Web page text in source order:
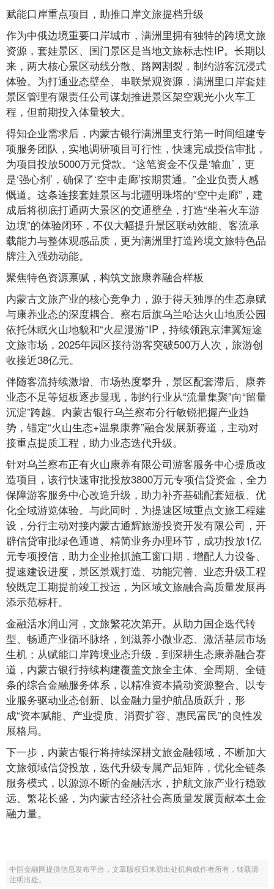
赋能口岸重点项目，助推口岸文旅提档升级
作为中俄边境重要口岸城市，满洲里拥有独特的跨境文旅
资源，套娃景区、国门景区是当地文旅标志性IP。长期以
来，两大核心景区动线分散、路网割裂，制约游客沉浸式
体验。为打通业态壁垒、串联景观资源，满洲里口岸套娃
景区管理有限责任公司谋划推进景区架空观光小火车工
程，但前期投入体量较大。
得知企业需求后，内蒙古银行满洲里支行第一时间组建专
项服务团队，实地调研项目可行性，快速完成授信审批，
为项目投放5000万元贷款。“这笔资金不仅是‘输血’，更
是‘强心剂’，确保了‘空中走廊’按期贯通。”企业负责人感
慨道。这条连接套娃景区与北疆明珠塔的“空中走廊”，建
成后将彻底打通两大景区的交通壁垒，打造“坐着火车游
边境”的体验闭环，不仅大幅提升景区联动效能、客流承
载能力与整体观感品质，更为满洲里打造跨境文旅特色品
牌注入强劲动能。
聚焦特色资源禀赋，构筑文旅康养融合样板
内蒙古文旅产业的核心竞争力，源于得天独厚的生态禀赋
与康养业态的深度耦合。察右后旗乌兰哈达火山地质公园
依托休眠火山地貌和“火星漫游”IP，持续领跑京津冀短途
文旅市场，2025年园区接待游客突破500万人次，旅游创
收接近38亿元。
伴随客流持续激增、市场热度攀升，景区配套滞后、康养
业态不足等短板逐步显现，制约行业从“流量集聚”向“留量
沉淀”跨越。内蒙古银行乌兰察布分行敏锐把握产业趋
势，锚定“火山生态+温泉康养”融合发展新赛道，主动对
接重点提质工程，助力业态迭代升级。
针对乌兰察布正有火山康养有限公司游客服务中心提质改
造项目，该行快速审批投放3800万元专项信贷资金，全力
保障游客服务中心改造升级，助力补齐基础配套短板、优
化全域游览体验。与此同时，为提速区域重点文旅工程建
设，分行主动对接内蒙古通辉旅游投资开发有限公司，开
辟信贷审批绿色通道、精简业务办理环节，成功投放1亿
元专项授信，助力企业抢抓施工窗口期，增配人力设备、
提速建设进度，景区景观打造、功能完善、业态升级工程
较既定工期提前竣工投运，为区域文旅融合高质量发展再
添示范标杆。
金融活水润山河，文旅繁花次第开。从助力国企迭代转
型、畅通产业循环脉络，到滋养小微业态、激活基层市场
生机；从赋能口岸跨境业态升级，到深耕生态康养融合赛
道，内蒙古银行持续构建覆盖文旅全主体、全周期、全链
条的综合金融服务体系，以精准资本撬动资源整合、以专
业服务驱动业态创新、以金融力量护航品质跃升，形
成“资本赋能、产业提质、消费扩容、惠民富民”的良性发
展格局。
下一步，内蒙古银行将持续深耕文旅金融领域，不断加大
文旅领域信贷投放，迭代升级专属产品矩阵，优化全链条
服务模式，以源源不断的金融活水，护航文旅产业行稳致
远、繁花长盛，为内蒙古经济社会高质量发展贡献本土金
融力量。
中国金融网提供信息发布平台，文章版权归来源出处机构或作者所有，转载请
注明出处。